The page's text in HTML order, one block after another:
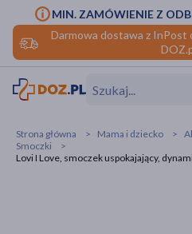
Darmowa dostawa z InPost
MIN. ZAMÓWIENIE Z
Strona główna Mama i dziecko
Smoczki
Lovi I Love, smoczek uspokajający,